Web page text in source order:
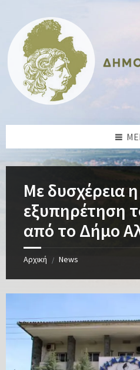
content
sidebar
sidebar
footer
Με δυσχέρεια η
εξυπηρέτηση
από το Δήμο
Αρχική / News